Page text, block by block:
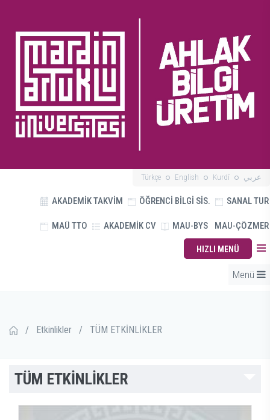
Türkçe English Kurdî عربي
AKADEMİK TAKVİM ÖĞRENCİ BİLGİ SİS. SANAL TUR
MAÜ TTO AKADEMİK CV MAU-BYS MAU-ÇÖZMER
HIZLI MENÜ
Menü
/ Etkinlikler / TÜM ETKİNLİKLER
TÜM ETKİNLİKLER